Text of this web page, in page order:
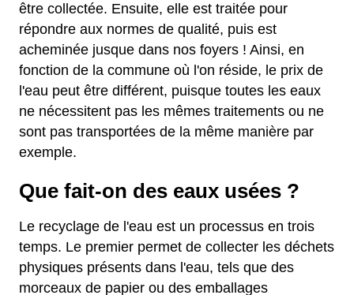
être collectée. Ensuite, elle est traitée pour
répondre aux normes de qualité, puis est
acheminée jusque dans nos foyers ! Ainsi, en
fonction de la commune où l'on réside, le prix de
l'eau peut être différent, puisque toutes les eaux
ne nécessitent pas les mêmes traitements ou ne
sont pas transportées de la même manière par
exemple.
Que fait-on des eaux usées ?
Le recyclage de l'eau est un processus en trois
temps. Le premier permet de collecter les déchets
physiques présents dans l'eau, tels que des
morceaux de papier ou des emballages